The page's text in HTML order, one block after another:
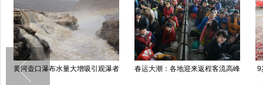
黄河壶口瀑布水量大增吸引观瀑者 春运大潮：各地迎来返程客流高峰 9